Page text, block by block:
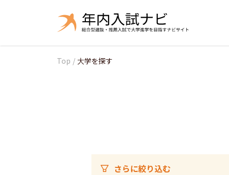
Top / 大学を探す
さらに絞り込む